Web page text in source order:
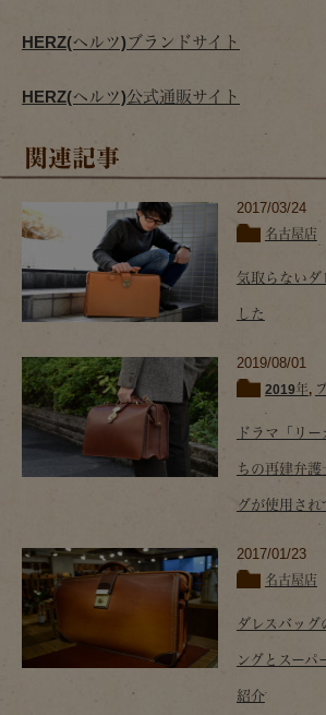
HERZ(ヘルツ)ブランドサイト
HERZ(ヘルツ)公式通販サイト
関連記事
2017/03/24
名古屋店
気取らないダ
した
2019/08/01
2019年,
ドラマ「リ
ちの再建弁護
グが使用され
2017/01/23
名古屋店
ダレスバッ
ングとスーパ
紹介